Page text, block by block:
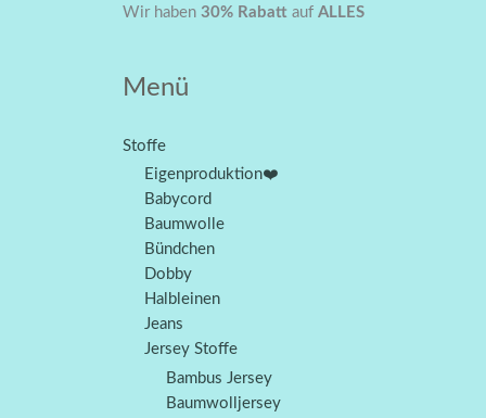
Wir haben 30% Rabatt auf ALLES
Menü
Stoffe
Eigenproduktion❤️
Babycord
Baumwolle
Bündchen
Dobby
Halbleinen
Jeans
Jersey Stoffe
Bambus Jersey
Baumwolljersey
Ursprünglicher
CHF 5.90
Aktueller
CHF 4.13.